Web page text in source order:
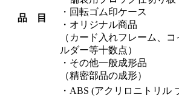
品 目
・回転ゴム印ケース
・オリジナル商品
（カード入れフレーム、
ルダー等十数点）
・その他一般成形品
（精密部品の成形）
・ABS (アクリロニトリル